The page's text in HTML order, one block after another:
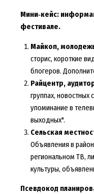
Мини‑кейс:
фестивале.
Майкоп,
сторис, короткие
блогеров.
Райцентр,
группах, новостных
упоминание в
выходных".
Сельская
Объявления в
региональном ТВ,
культуры,
Псевдокод